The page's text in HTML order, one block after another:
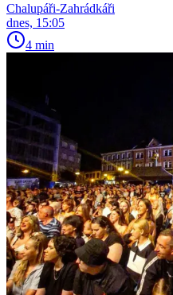
Chalupáři-Zahrádkáři
dnes, 15:05
4 min